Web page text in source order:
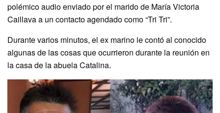
polémico audio enviado por el marido de María Victoria
Caillava a un contacto agendado como “Tri Tri”.
Durante varios minutos, el ex marino le contó al conocido
algunas de las cosas que ocurrieron durante la reunión en
la casa de la abuela Catalina.